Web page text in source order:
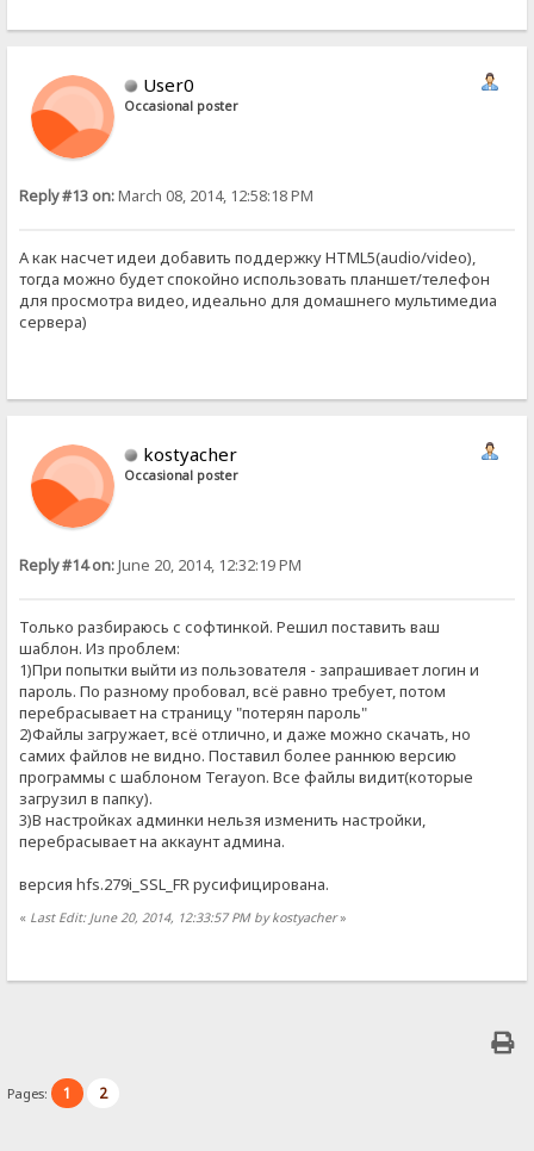
User0
Occasional poster
Reply #13 on:March 08, 2014, 12:58:18 PM
А как насчет идеи добавить поддержку HTML5(audio/video),
тогда можно будет спокойно использовать планшет/телефон
для просмотра видео, идеально для домашнего мультимедиа
сервера)
kostyacher
Occasional poster
Reply #14 on:June 20, 2014, 12:32:19 PM
Только разбираюсь с софтинкой. Решил поставить ваш
шаблон. Из проблем:
1)При попытки выйти из пользователя - запрашивает логин и
пароль. По разному пробовал, всё равно требует, потом
перебрасывает на страницу "потерян пароль"
2)Файлы загружает, всё отлично, и даже можно скачать, но
самих файлов не видно. Поставил более раннюю версию
программы с шаблоном Terayon. Все файлы видит(которые
загрузил в папку).
3)В настройках админки нельзя изменить настройки,
перебрасывает на аккаунт админа.
версия hfs.279i_SSL_FR русифицирована.
« Last Edit: June 20, 2014, 12:33:57 PM by kostyacher»
Pages: 1 2